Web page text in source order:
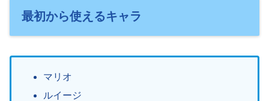
最初から使えるキャラ
マリオ
ルイージ